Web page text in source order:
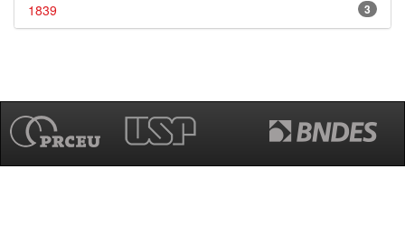
3
1839